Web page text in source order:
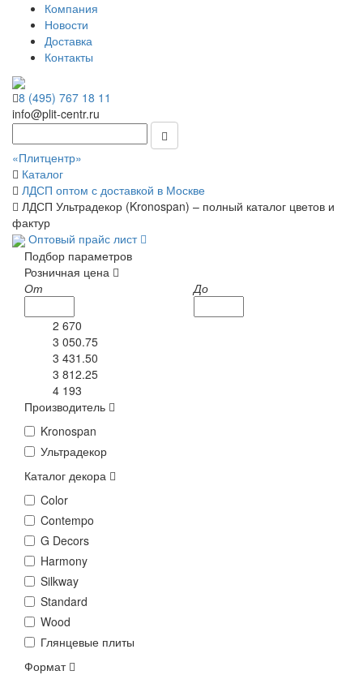
Компания
Новости
Доставка
Контакты
8 (495) 767 18 11
info@plit-centr.ru
«Плитцентр»
Каталог
ЛДСП оптом с доставкой в Москве
ЛДСП Ультрадекор (Kronospan) – полный каталог цветов и
фактур
Оптовый прайс лист
Подбор параметров
Розничная цена
От
До
2 670
3 050.75
3 431.50
3 812.25
4 193
Производитель
Kronospan
Ультрадекор
Каталог декора
Color
Contempo
G Decors
Harmony
Silkway
Standard
Wood
Глянцевые плиты
Формат